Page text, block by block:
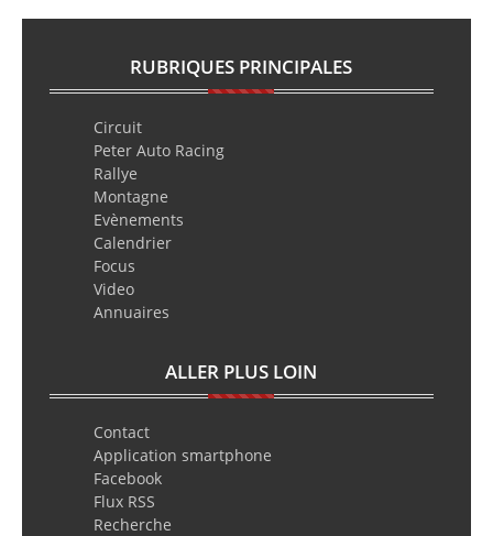
RUBRIQUES PRINCIPALES
Circuit
Peter Auto Racing
Rallye
Montagne
Evènements
Calendrier
Focus
Video
Annuaires
ALLER PLUS LOIN
Contact
Application smartphone
Facebook
Flux RSS
Recherche